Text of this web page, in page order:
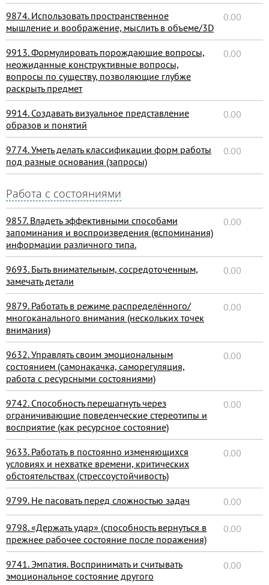
9874. Использовать пространственное
мышление и воображение, мыслить в объеме/3D
0.00
9913. Формулировать порождающие вопросы,
неожиданные конструктивные вопросы,
вопросы по существу, позволяющие глубже
раскрыть предмет
0.00
9914. Создавать визуальное представление
образов и понятий
0.00
9774. Уметь делать классификации форм работы
под разные основания (запросы)
0.00
Работа с состояниями
9857. Владеть эффективными способами
запоминания и воспроизведения (вспоминания)
информации различного типа.
0.00
9693. Быть внимательным, сосредоточенным,
замечать детали
0.00
9879. Работать в режиме распределённого/
многоканального внимания (нескольких точек
внимания)
0.00
9632. Управлять своим эмоциональным
состоянием (самонакачка, саморегуляция,
работа с ресурсными состояниями)
0.00
9742. Способность перешагнуть через
ограничивающие поведенческие стереотипы и
восприятие (как ресурсное состояние)
0.00
9633. Работать в постоянно изменяющихся
условиях и нехватке времени, критических
обстоятельствах (стрессоустойчивость)
0.00
9799. Не пасовать перед сложностью задач 0.00
9798. «Держать удар» (способность вернуться в
прежнее рабочее состояние после поражения)
0.00
9741. Эмпатия. Воспринимать и считывать
эмоциональное состояние другого
0.00